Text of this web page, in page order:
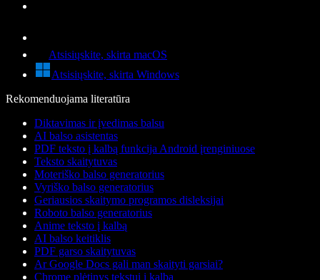
Atsisiųskite, skirta macOS
Atsisiųskite, skirta Windows
Rekomenduojama literatūra
Diktavimas ir įvedimas balsu
AI balso asistentas
PDF teksto į kalbą funkcija Android įrenginiuose
Teksto skaitytuvas
Moteriško balso generatorius
Vyriško balso generatorius
Geriausios skaitymo programos disleksijai
Roboto balso generatorius
Anime teksto į kalbą
AI balso keitiklis
PDF garso skaitytuvas
Ar Google Docs gali man skaityti garsiai?
Chrome plėtinys tekstui į kalbą